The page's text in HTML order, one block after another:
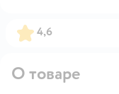
Рейтинг:
4,6
О товаре